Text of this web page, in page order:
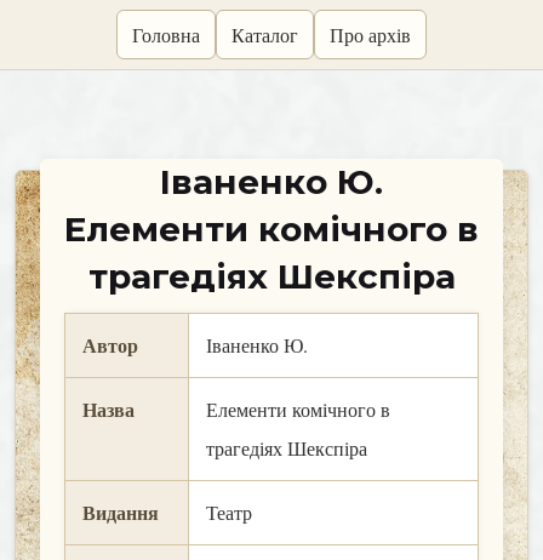
Головна Каталог Про архів
Іваненко Ю.
Елементи комічного в
трагедіях Шекспіра
Автор Іваненко Ю.
Назва
Елементи комічного в
трагедіях Шекспіра
Видання Театр